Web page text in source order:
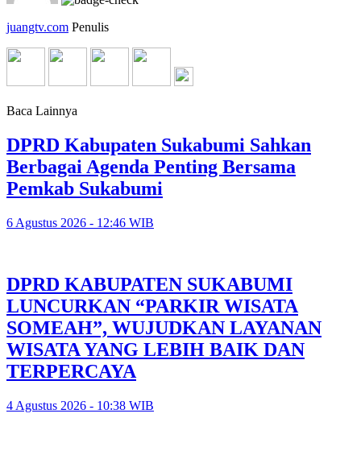
juangtv.com Penulis
Baca Lainnya
DPRD Kabupaten Sukabumi Sahkan
Berbagai Agenda Penting Bersama
Pemkab Sukabumi
6 Agustus 2026 - 12:46 WIB
DPRD KABUPATEN SUKABUMI
LUNCURKAN “PARKIR WISATA
SOMEAH”, WUJUDKAN LAYANAN
WISATA YANG LEBIH BAIK DAN
TERPERCAYA
4 Agustus 2026 - 10:38 WIB